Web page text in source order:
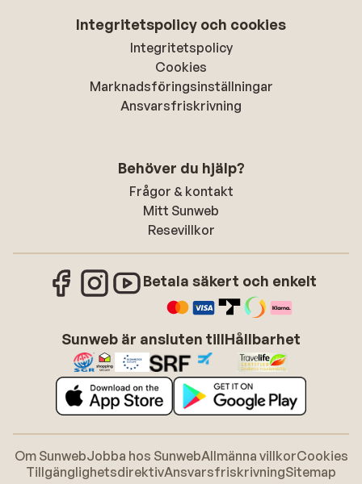
Integritetspolicy och cookies
Integritetspolicy
Cookies
Marknadsföringsinställningar
Ansvarsfriskrivning
Behöver du hjälp?
Frågor & kontakt
Mitt Sunweb
Resevillkor
Betala säkert och enkelt
Sunweb är ansluten tillHållbarhet
Om SunwebJobba hos SunwebAllmänna villkorCookies
TillgänglighetsdirektivAnsvarsfriskrivningSitemap